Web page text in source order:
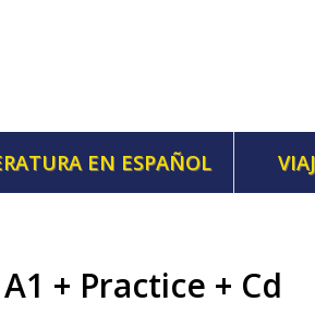
EN ESPAÑOL
+ Practice + Cd